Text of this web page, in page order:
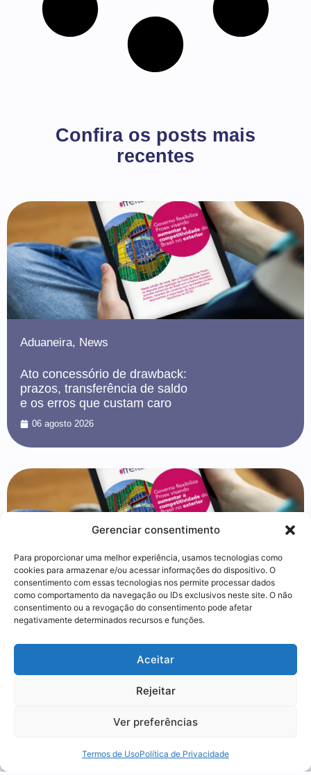
Utilizamos cookies para oferecer melhor
experiência, melhorar o desempenho, analisar
como você interage em nosso site e
personalizar conteúdo.
Gerenciar consentimento
Para proporcionar uma melhor experiência, usamos tecnologias como
cookies para armazenar e/ou acessar informações do dispositivo. O
consentimento com essas tecnologias nos permite processar dados
como comportamento da navegação ou IDs exclusivos neste site. O não
consentimento ou a revogação do consentimento pode afetar
negativamente determinados recursos e funções.
Aceitar
Rejeitar
Ver preferências
Termos de UsoPolítica de Privacidade
Confira os posts mais
recentes
Aduaneira, News
Ato concessório de drawback:
prazos, transferência de saldo
e os erros que custam caro
06 agosto 2026
Aduaneira,News
Drawback integrado: o que é,
como funciona e a armadilha